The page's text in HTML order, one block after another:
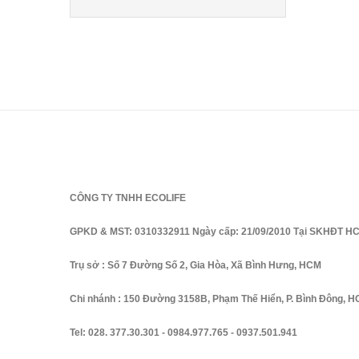
CÔNG TY TNHH ECOLIFE
GPKD & MST: 0310332911 Ngày cấp: 21/09/2010 Tại SKHĐT
Trụ sở : Số 7 Đường Số 2, Gia Hòa, Xã Bình Hưng, HCM
Chi nhánh : 150 Đường 3158B, Phạm Thế Hiển, P. Bình Đông,
Tel: 028. 377.30.301 - 0984.977.765 - 0937.501.941